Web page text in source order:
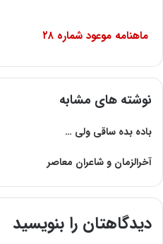
ماهنامه موعود شماره ۲۸
نوشته های مشابه
باده بده ساقی ولی …
آخرالزمان و شاعران معاصر
دیدگاهتان را بنویسید